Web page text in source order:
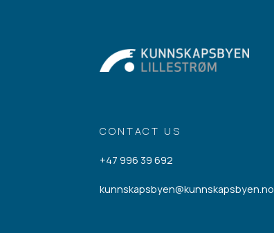
CONTACT US
+47 996 39 692
kunnskapsbyen@kunnskapsbyen.no